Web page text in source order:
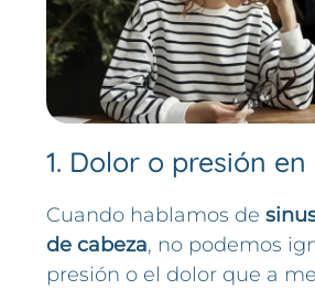
1. Dolor o presión
Cuando hablamos de
de cabeza, no podemos
presión o el dolor que a